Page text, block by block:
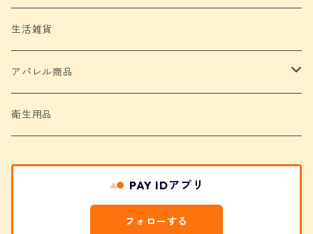
缶バッジ
アクリル製品
生活雑貨
アパレル商品
Tシャツ
衛生用品
PAY IDアプリ
フォローする